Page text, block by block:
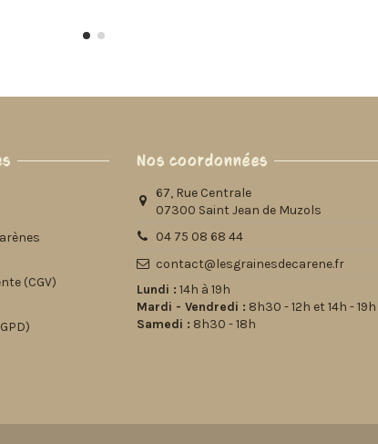
(CGV)
Nos coordonnées
67, Rue Centrale
07300 Saint Jean de Muzols
04 75 08 68 44
contact@lesgrainesdecarene.fr
Lundi : 14h à 19h
Mardi - Vendredi : 8h30 - 12h et 14h - 19h
Samedi : 8h30 - 18h